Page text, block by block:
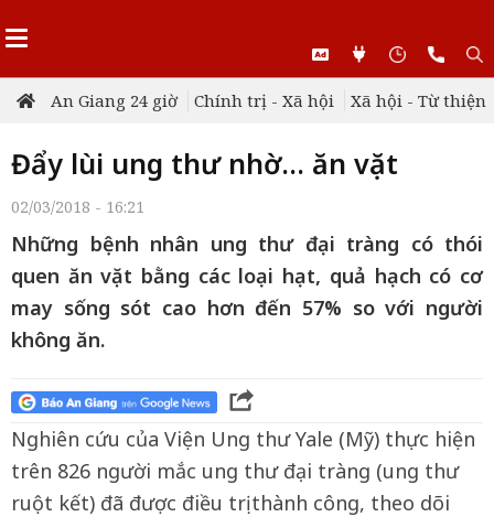
An Giang 24 giờ Chính trị - Xã hội Xã hội - Từ thiện
Đẩy lùi ung thư nhờ… ăn vặt
02/03/2018 - 16:21
Những bệnh nhân ung thư đại tràng có thói
quen ăn vặt bằng các loại hạt, quả hạch có cơ
may sống sót cao hơn đến 57% so với người
không ăn.
Nghiên cứu của Viện Ung thư Yale (Mỹ) thực hiện
trên 826 người mắc ung thư đại tràng (ung thư
ruột kết) đã được điều trị thành công, theo dõi